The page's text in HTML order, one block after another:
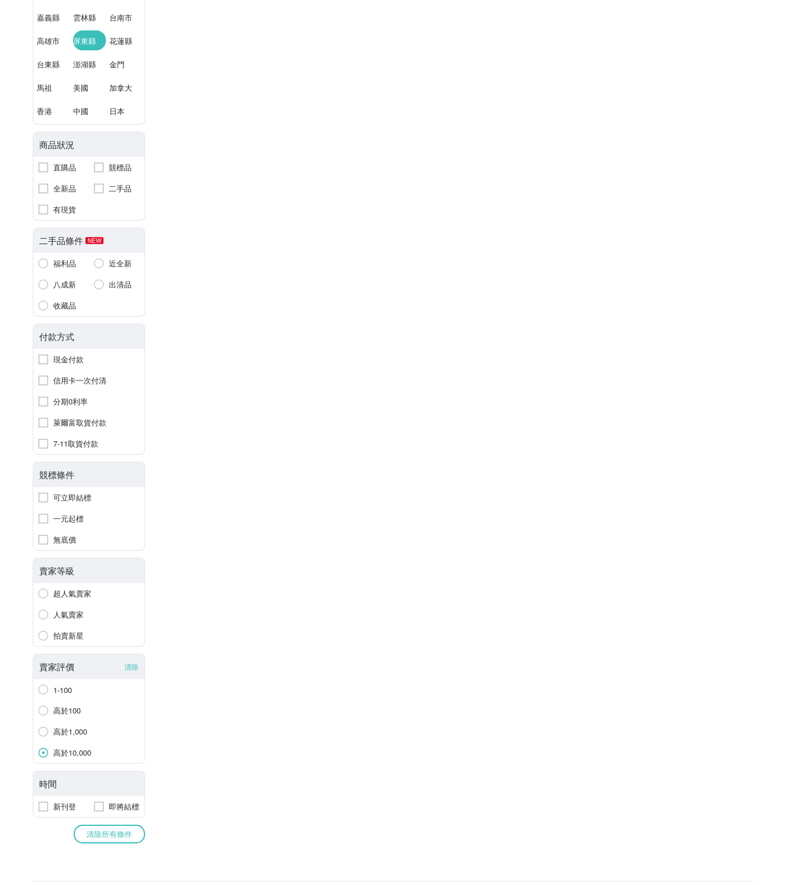
嘉義縣 雲林縣 台南市
高雄市 屏東縣 花蓮縣
台東縣 澎湖縣 金門
馬祖 美國 加拿大
香港 中國 日本
商品狀況
直購品
競標品
全新品
二手品
有現貨
二手品條件 NEW
福利品
近全新
八成新
出清品
收藏品
付款方式
現金付款
信用卡一次付清
分期0利率
萊爾富取貨付款
7-11取貨付款
競標條件
可立即結標
一元起標
無底價
賣家等級
超人氣賣家
人氣賣家
拍賣新星
賣家評價 清除
1-100
高於100
高於1,000
高於10,000
時間
新刊登 即將結標
清除所有條件